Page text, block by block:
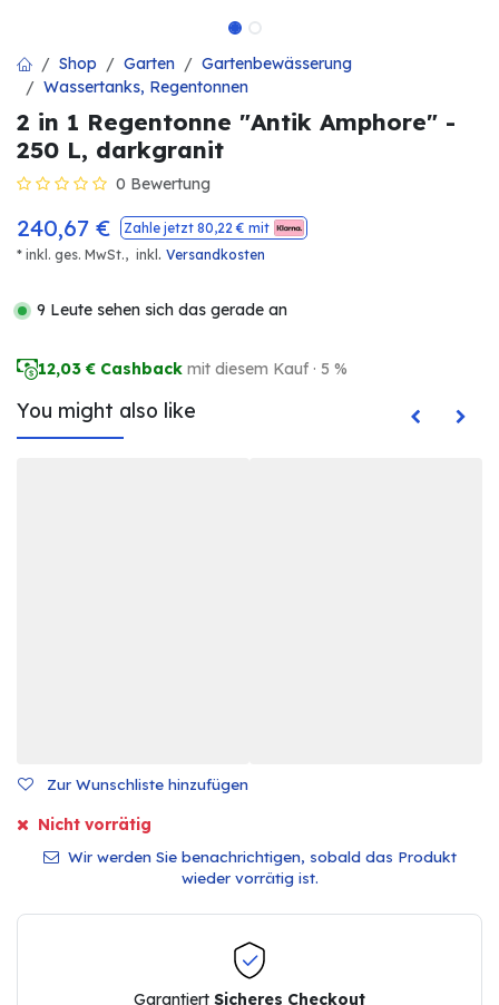
Shop Garten
Gartenbewässerung
Wassertanks, Regentonnen
2 in 1 Regentonne "Antik Amphore" -
250 L, darkgranit
0 Bewertung
240,67 € Zahle jetzt 80,22 € mit
* inkl. ges. MwSt., inkl . Versandkosten
9 Leute sehen sich das gerade an
12,03 € Cashback mit diesem Kauf · 5 %
You might also like
Zur Wunschliste hinzufügen
Nicht vorrätig
Wir werden Sie benachrichtigen, sobald das Produkt
wieder vorrätig ist.
Garantiert Sicheres Checkout